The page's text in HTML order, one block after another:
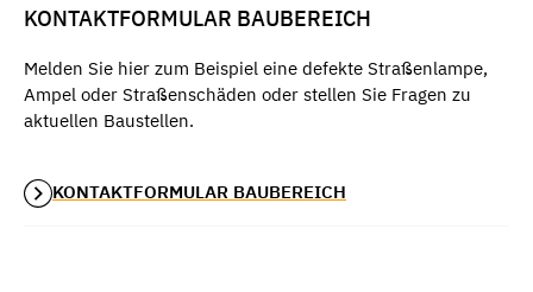
KONTAKTFORMULAR BAUBEREICH
Melden Sie hier zum Beispiel eine defekte Straßenlampe,
Ampel oder Straßenschäden oder stellen Sie Fragen zu
aktuellen Baustellen.
KONTAKTFORMULAR BAUBEREICH